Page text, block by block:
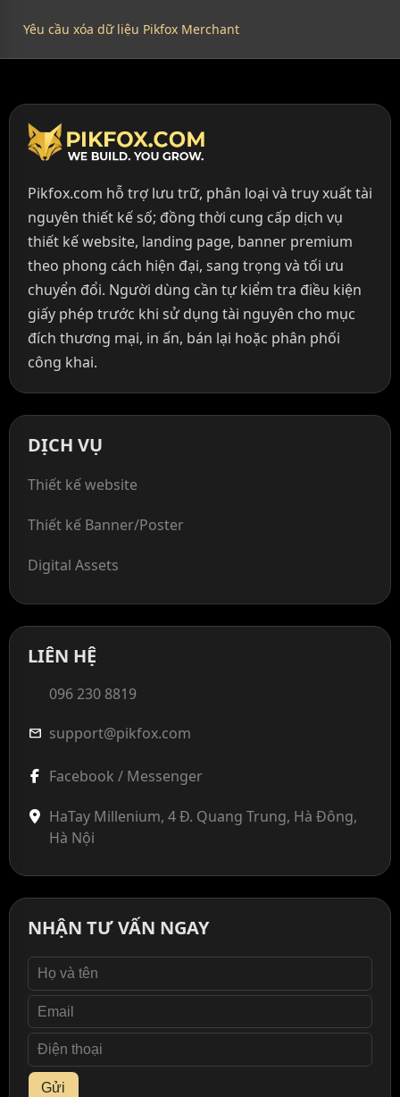
Yêu cầu xóa dữ liệu Pikfox Merchant
Pikfox.com hỗ trợ lưu trữ, phân loại và truy xuất tài
nguyên thiết kế số; đồng thời cung cấp dịch vụ
thiết kế website, landing page, banner premium
theo phong cách hiện đại, sang trọng và tối ưu
chuyển đổi. Người dùng cần tự kiểm tra điều kiện
giấy phép trước khi sử dụng tài nguyên cho mục
đích thương mại, in ấn, bán lại hoặc phân phối
công khai.
DỊCH VỤ
Thiết kế website
Thiết kế Banner/Poster
Digital Assets
LIÊN HỆ
096 230 8819
mail support@pikfox.com
Facebook / Messenger
HaTay Millenium, 4 Đ. Quang Trung, Hà Đông,
Hà Nội
NHẬN TƯ VẤN NGAY
Gửi